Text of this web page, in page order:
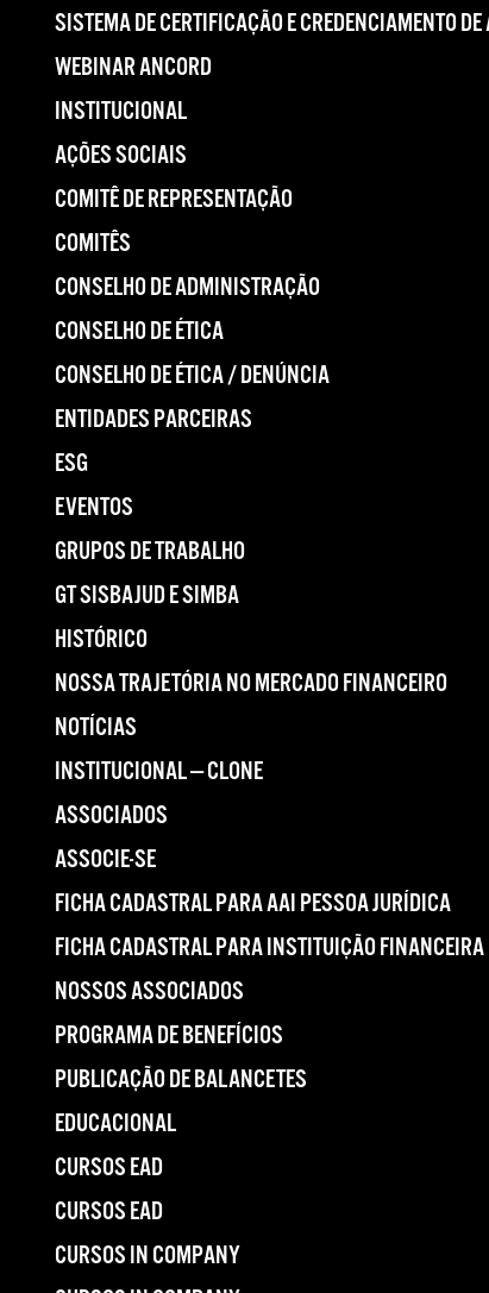
SISTEMA DE CERTIFICAÇÃO E CREDENCIAMENTO
WEBINAR ANCORD
INSTITUCIONAL
AÇÕES SOCIAIS
COMITÊ DE REPRESENTAÇÃO
COMITÊS
CONSELHO DE ADMINISTRAÇÃO
CONSELHO DE ÉTICA
CONSELHO DE ÉTICA / DENÚNCIA
ENTIDADES PARCEIRAS
ESG
EVENTOS
GRUPOS DE TRABALHO
GT SISBAJUD E SIMBA
HISTÓRICO
NOSSA TRAJETÓRIA NO MERCADO FINANCEIRO
NOTÍCIAS
INSTITUCIONAL — CLONE
ASSOCIADOS
ASSOCIE-SE
FICHA CADASTRAL PARA AAI PESSOA JURÍDICA
FICHA CADASTRAL PARA INSTITUIÇÃO FINANCEIRA
NOSSOS ASSOCIADOS
PROGRAMA DE BENEFÍCIOS
PUBLICAÇÃO DE BALANCETES
EDUCACIONAL
CURSOS EAD
CURSOS EAD
CURSOS IN COMPANY